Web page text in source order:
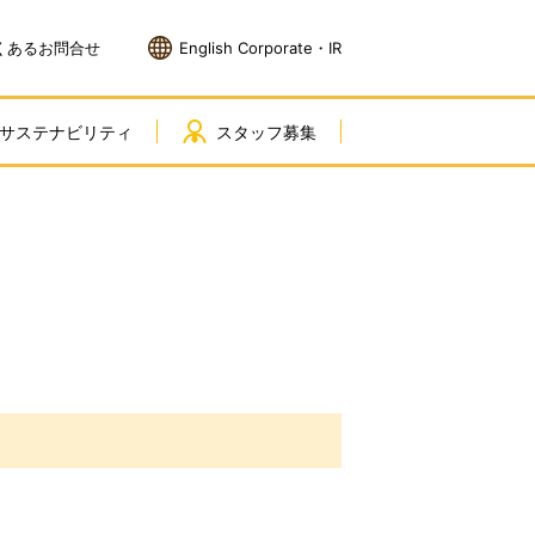
あるお問合せ English Corporate・IR
サステナビリティ スタッフ募集